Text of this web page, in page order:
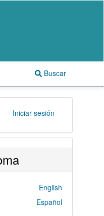
Buscar
Iniciar sesión
English
Español